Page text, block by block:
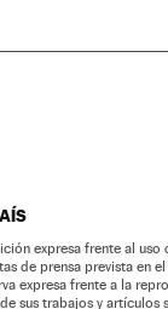
expresa frente al uso
de prensa prevista en
expresa frente a la
sus trabajos y artículos